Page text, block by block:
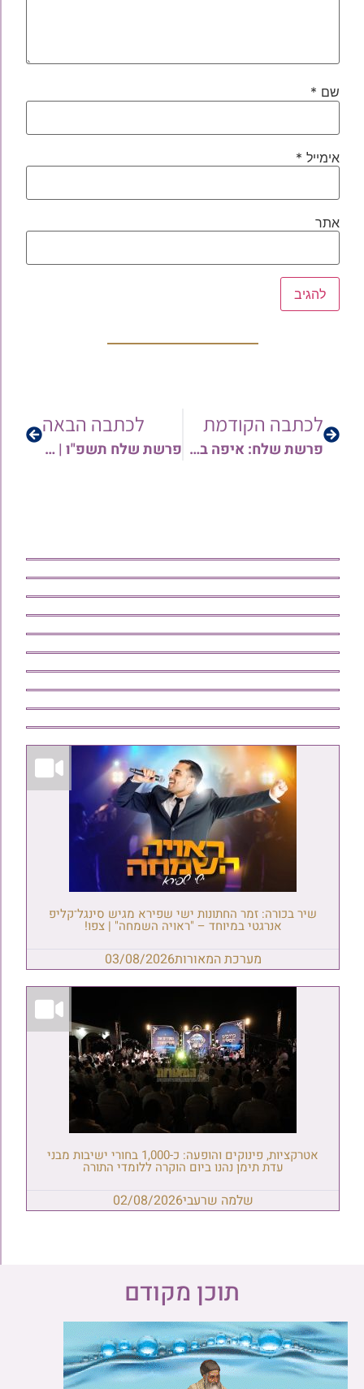
שם *
אימייל *
אתר
לכתבה הקודמת
פרשת שלח: איפה באמת מתחילה הנפילה • איך תבוסתנות הופכת לכפירה | הרב שי עטרי
לכתבה הבאה
פרשת שלח תשפ"ו | שיחתו השבועית של הרב יחיאל נדב
שיר בכורה: זמר החתונות ישי שפירא מגיש סינגל־קליפ
אנרגטי במיוחד – "ראויה השמחה" | צפו!
מערכת המאורות03/08/2026
אטרקציות, פינוקים והופעה: כ-1,000 בחורי ישיבות מבני
עדת תימן נהנו ביום הוקרה ללומדי התורה
שלמה שרעבי02/08/2026
תוכן מקודם